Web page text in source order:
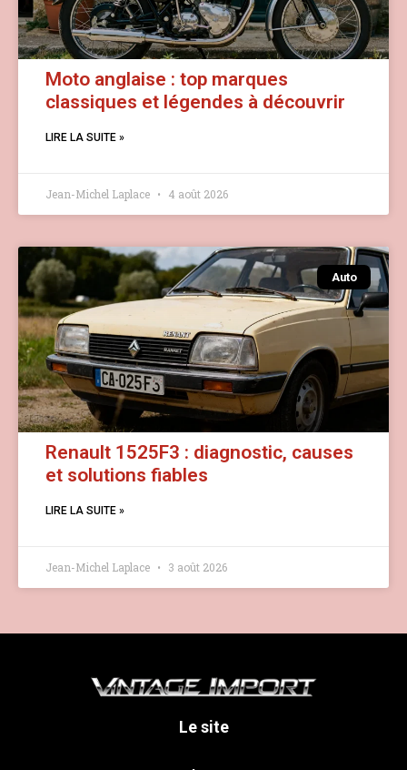
Moto anglaise : top marques
classiques et légendes à découvrir
LIRE LA SUITE »
Jean-Michel Laplace 4 août 2026
Auto
Renault 1525F3 : diagnostic, causes
et solutions fiables
LIRE LA SUITE »
Jean-Michel Laplace 3 août 2026
Le site